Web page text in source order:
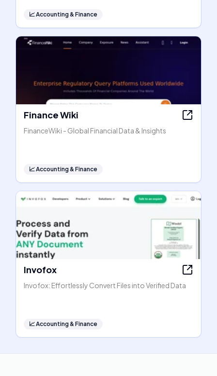
📈Accounting & Finance
Finance Wiki
FinanceWiki - Global Financial Data & Insights
📈Accounting & Finance
Invofox
Invofox: Effortlessly Convert Files into Verified Data
📈Accounting & Finance